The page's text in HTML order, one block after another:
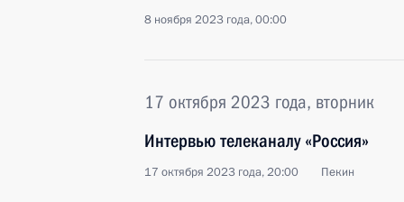
8 ноября 2023 года, 00:00
17 октября 2023 года, вторник
Интервью телеканалу «Россия»
17 октября 2023 года, 20:00 Пекин